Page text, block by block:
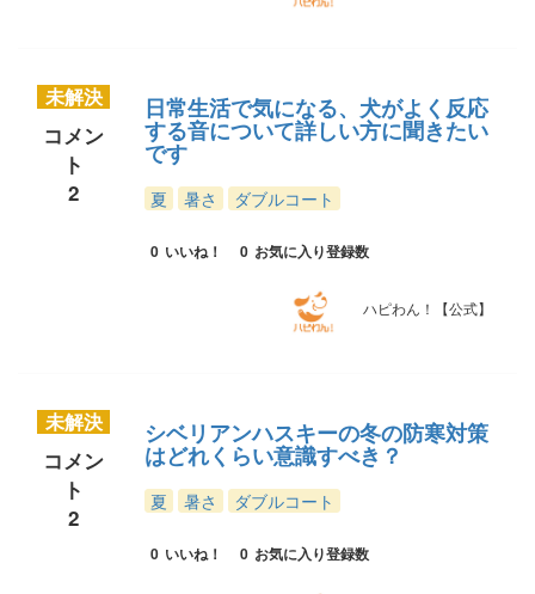
未解決
コメン
ト
2
日常生活で気になる、犬がよく反応
する音について詳しい方に聞きたい
です
夏 暑さ ダブルコート
0 いいね！ 0 お気に入り登録数
ハピわん！【公式】
未解決
コメン
ト
2
シベリアンハスキーの冬の防寒対策
はどれくらい意識すべき？
夏 暑さ ダブルコート
0 いいね！ 0 お気に入り登録数